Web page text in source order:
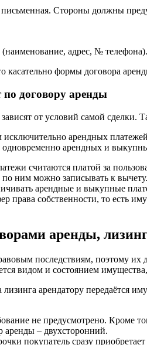
Стороны должны
адрес, № телефона).
касательно формы договора
по договору аренды
от условий самой сделки.
исключительно арендных
одновременно арендных и
считаются платой за
ним можно записывать к вычету.
арендные и выкупные
права собственности, то есть
аренды,
последствиям, поэтому их
видом и состоянием
арендатору передаётся
не предусмотрено. Кроме
аренды – двухсторонний.
покупатель сразу